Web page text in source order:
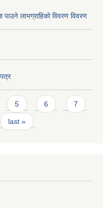
लाभग्राहिको विवरण विवरण
5 6 7
last »